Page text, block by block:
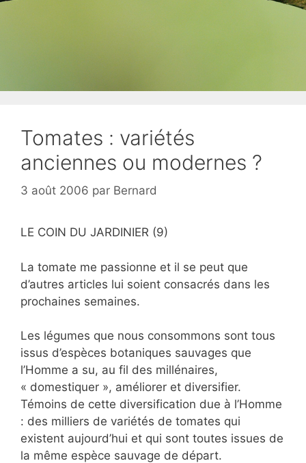
Tomates : variétés
anciennes ou modernes ?
3 août 2006 par Bernard
LE COIN DU JARDINIER (9)
La tomate me passionne et il se peut que
d’autres articles lui soient consacrés dans les
prochaines semaines.
Les légumes que nous consommons sont tous
issus d’espèces botaniques sauvages que
l’Homme a su, au fil des millénaires,
« domestiquer », améliorer et diversifier.
Témoins de cette diversification due à l’Homme
: des milliers de variétés de tomates qui
existent aujourd’hui et qui sont toutes issues de
la même espèce sauvage de départ.